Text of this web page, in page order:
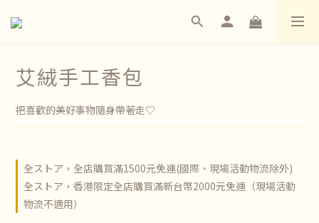
艾絨手工香包
把喜歡的美好事物隨身帶著走♡
全ストア，全店購買滿1500元免運(國際、現場活動物流除外)
全ストア，香港限定全店購買滿新台幣2000元免運（現場活動
物流不適用）